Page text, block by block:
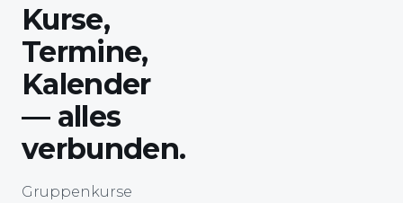
Kurse,
Termine,
Kalender
— alles
verbunden.
Gruppenkurse